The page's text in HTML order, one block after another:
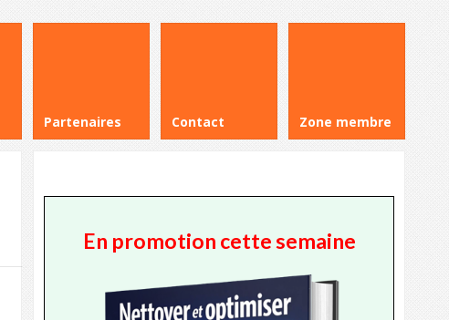
Partenaires Contact Zone membre
En promotion cette semaine